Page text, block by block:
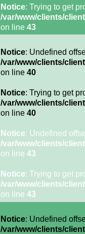
Notice: Trying to get
/var/www/clients/
on line 43
Notice: Undefined
/var/www/clients/
on line 40
Notice: Trying to get
/var/www/clients/
on line 40
Notice: Undefined
/var/www/clients/
on line 43
Notice: Trying to get
/var/www/clients/
on line 43
Notice: Undefined
/var/www/clients/